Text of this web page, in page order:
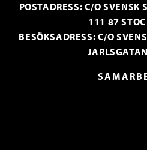
POSTADRESS: C/O SVENSK
111 87
BESÖKSADRESS: C/O